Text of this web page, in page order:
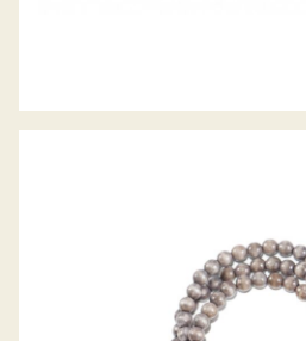
INDIA ARMBAND